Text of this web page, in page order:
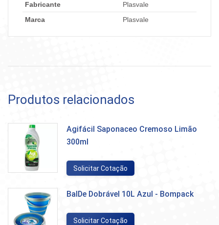
Fabricante
Plasvale
Marca
Plasvale
Produtos relacionados
Agifácil Saponaceo Cremoso Limão
300ml
Solicitar Cotação
BalDe Dobrável 10L Azul - Bompack
Solicitar Cotação